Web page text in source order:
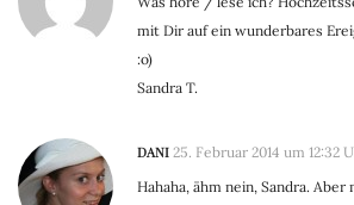
mit Dir auf ein wunderbares
:o)
Sandra T.
DANI 25. Februar 2014 um 12:32
Hahaha, ähm nein, Sandra.